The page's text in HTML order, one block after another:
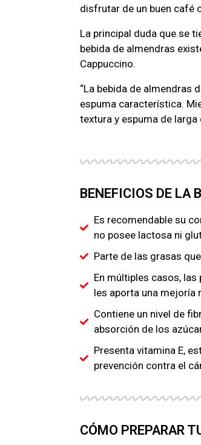
disfrutar de un buen café
La principal duda que se
bebida de almendras
Cappuccino.
“La bebida de almendras
espuma característica.
textura y espuma de larga
BENEFICIOS DE LA
Es recomendable su
no posee lactosa ni
Parte de las grasas
En múltiples casos,
les aporta una mejoría
Contiene un nivel de
absorción de los
Presenta vitamina E,
prevención contra el
CÓMO PREPARAR